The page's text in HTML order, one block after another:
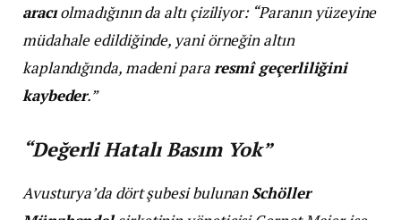
aracıolmadığının da altı çiziliyor: “Paranın yüzeyine
müdahale edildiğinde, yani örneğin altın
kaplandığında, madeni pararesmî geçerliliğini
kaybeder.”
“Değerli Hatalı Basım Yok”
Avusturya’da dört şubesi bulunanSchöller